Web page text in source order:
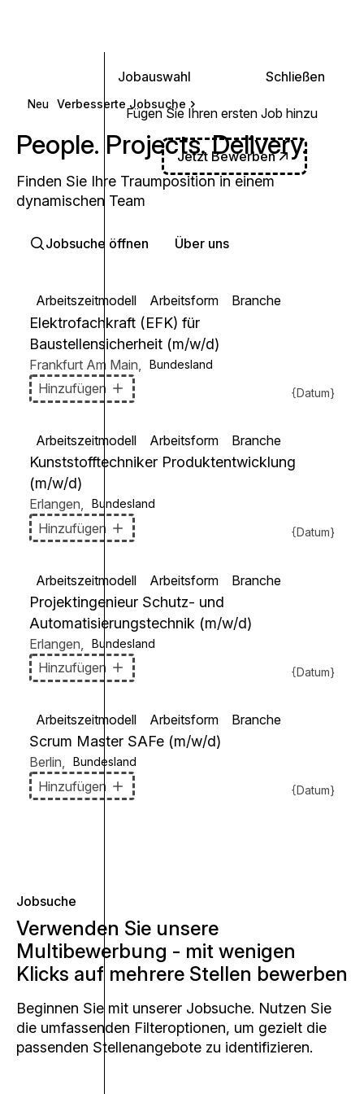
Jobauswahl Schließen
Fügen Sie Ihren ersten Job hinzu
Jetzt Bewerben
Neu Verbesserte Jobsuche
People. Projects. Delivery.
Finden Sie Ihre Traumposition in einem
dynamischen Team
Jobsuche öffnen Über uns
Arbeitszeitmodell Arbeitsform Branche
Elektrofachkraft (EFK) für
Baustellensicherheit (m/w/d)
Frankfurt Am Main Bundesland
Hinzufügen {Datum}
Arbeitszeitmodell Arbeitsform Branche
Kunststofftechniker Produktentwicklung
(m/w/d)
Erlangen, Bundesland
Hinzufügen {Datum}
Arbeitszeitmodell Arbeitsform Branche
Projektingenieur Schutz- und
Automatisierungstechnik (m/w/d)
Erlangen Bundesland
Hinzufügen {Datum}
Arbeitszeitmodell Arbeitsform Branche
Scrum Master SAFe (m/w/d)
Berlin, Bundesland
Hinzufügen {Datum}
Jobsuche
Verwenden Sie unsere
Multibewerbung - mit wenigen
Klicks auf mehrere Stellen bewerben
Beginnen Sie mit unserer Jobsuche. Nutzen Sie
die umfassenden Filteroptionen, um gezielt die
passenden Stellenangebote zu identifizieren.